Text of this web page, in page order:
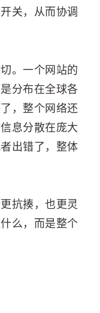
关，从而协调
。一个网站的
分布在全球各
，整个网络还
息分散在庞大
出错了，整体
抗揍，也更灵
么，而是整个